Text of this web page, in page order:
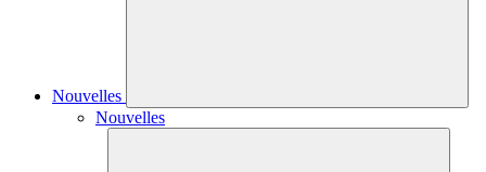
Nouvelles
Nouvelles